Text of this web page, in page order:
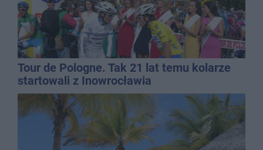
Tour de Pologne. Tak 21 lat temu kolarze
startowali z Inowrocławia